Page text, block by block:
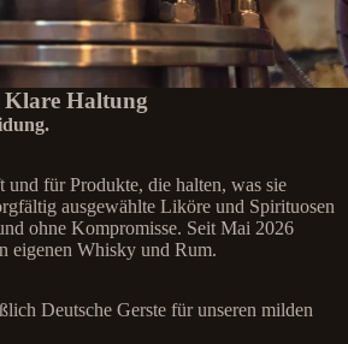
Klare Haltung
für Produkte, die halten, was sie
ausgewählte Liköre und Spirituosen
ohne Kompromisse. Seit Mai 2026
eigenen Whisky und Rum.
Deutsche Gerste für unseren milden